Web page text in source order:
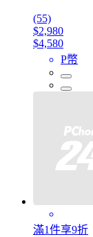
(55)
$2,980
$4,580
P幣
滿1件享9折